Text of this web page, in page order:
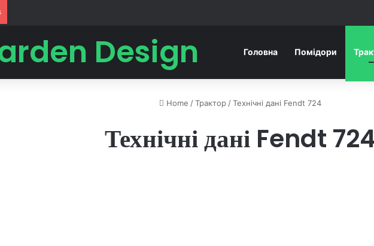
Design Головна Помідори
Home / Трактор / Технічні дані Fendt 724
Технічні дані Fendt